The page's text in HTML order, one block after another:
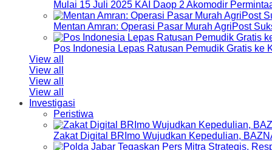
Mulai 15 Juli 2025 KAI Daop 2 Akomodir
Mentan Amran: Operasi Pasar Murah AgriPost
Pos Indonesia Lepas Ratusan Pemudik Gratis ke
View all
View all
View all
View all
Investigasi
Peristiwa
Zakat Digital BRImo Wujudkan Kepedulian,